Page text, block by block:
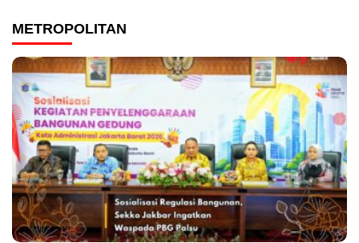
METROPOLITAN